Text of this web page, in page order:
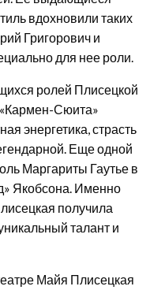
вдохновили таких
Григорович и
для нее роли.
ролей Плисецкой
Сюита»
энергетика, страсть
Еще одной
Маргариты Гаутье в
Якобсона. Именно
получила
талант и
Майя Плисецкая